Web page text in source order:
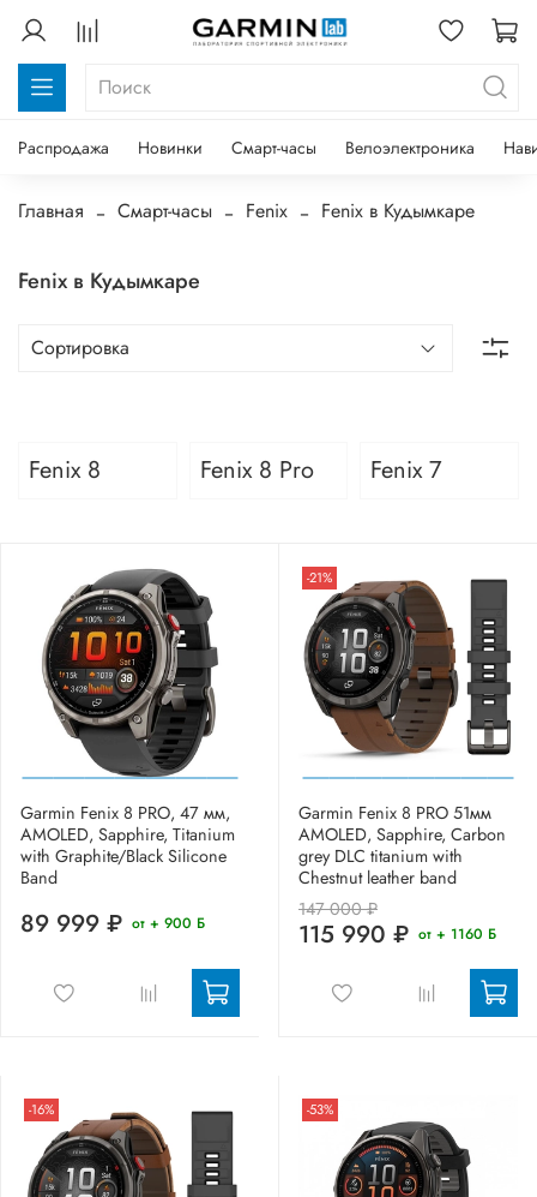
Распродажа Новинки Смарт-часы Велоэлектроника
Главная Смарт-часы Fenix Fenix в Кудымкаре
Fenix в Кудымкаре
Fenix 8 Fenix 8 Pro Fenix 7
Garmin Fenix 8 PRO, 47 мм,
AMOLED, Sapphire, Titanium
with Graphite/Black Silicone
Band
89 999 ₽ от + 900 Б
-21%
Garmin Fenix 8 PRO 51мм
AMOLED, Sapphire, Carbon
grey DLC titanium with
Chestnut leather band
147 000 ₽
115 990 ₽ от + 1160 Б
-16% -53%